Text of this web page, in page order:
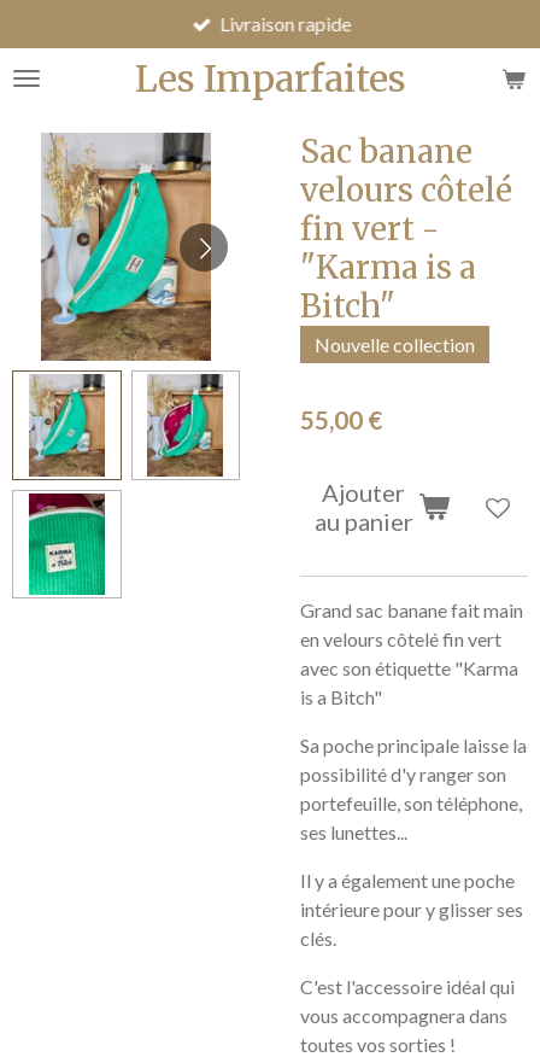
au
contenu
Les Imparfaites
Livraison rapide
Sac banane
velours côtelé
fin vert -
"Karma is a
Bitch"
Nouvelle collection
55,00 €
Ajouter
au panier
Grand sac banane fait main
en velours côtelé fin vert
avec son étiquette "Karma
is a Bitch"
Sa poche principale laisse la
possibilité d'y ranger son
portefeuille, son téléphone,
ses lunettes...
Il y a également une poche
intérieure pour y glisser ses
clés.
C'est l'accessoire idéal qui
vous accompagnera dans
toutes vos sorties !